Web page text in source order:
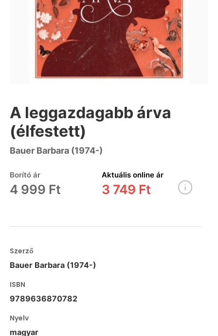
A leggazdagabb árva
(élfestett)
Bauer Barbara (1974-)
Borító ár
4 999 Ft
Aktuális online ár
3 749 Ft
Szerző
Bauer Barbara (1974-)
ISBN
9789636870782
Nyelv
magyar